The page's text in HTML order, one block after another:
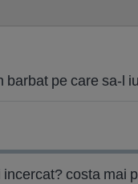
barbat pe care sa-l
incercat? costa mai